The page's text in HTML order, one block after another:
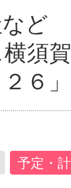
など
須
６」
予定・